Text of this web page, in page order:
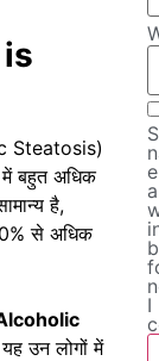
is
Steatosis)
में बहुत अधिक
है,
से अधिक
यह उन लोगों में
I